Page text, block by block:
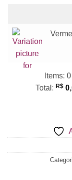
Items: 0
Total : R$